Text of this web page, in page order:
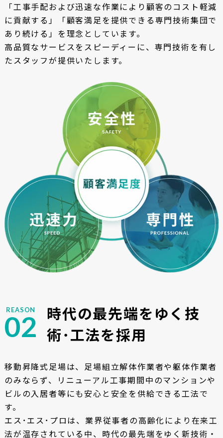
「工事手配および迅速な作業により顧客のコスト軽減
に貢献する」「顧客満足を提供できる専門技術集団で
あり続ける」を理念としています。
高品質なサービスをスピーディーに、専門技術を有し
たスタッフが提供いたします。
REASON
02 時代の最先端をゆく 技
術･工法を採用
移動昇降式足場は、足場組立解体作業者や躯体作業者
のみならず、リニューアル工事期間中のマンションや
ビルの入居者等にも安心と安全を供給できる工法で
す。
エス･エス･プロは、業界従事者の高齢化により在来工
法が温存されている中、時代の最先端をゆく新技術・